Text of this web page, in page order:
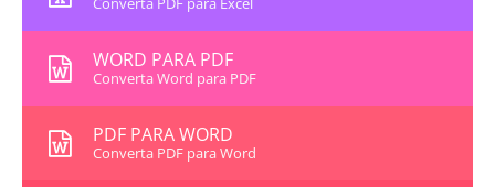
WORD PARA PDF
Converta Word para PDF
PDF PARA WORD
Converta PDF para Word